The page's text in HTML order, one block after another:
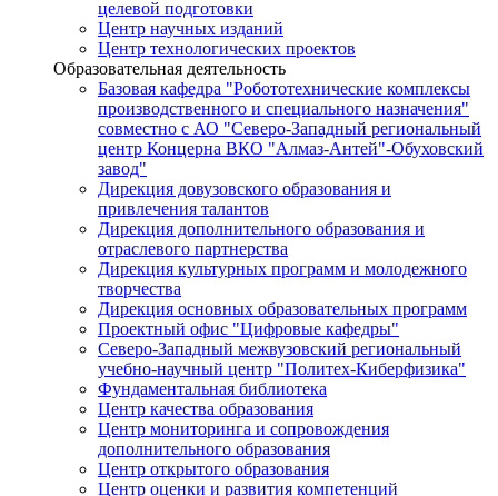
целевой подготовки
Центр научных изданий
Центр технологических проектов
Образовательная деятельность
Базовая кафедра "Робототехнические комплексы
производственного и специального назначения"
совместно с АО "Северо-Западный региональный
центр Концерна ВКО "Алмаз-Антей"-Обуховский
завод"
Дирекция довузовского образования и
привлечения талантов
Дирекция дополнительного образования и
отраслевого партнерства
Дирекция культурных программ и молодежного
творчества
Дирекция основных образовательных программ
Проектный офис "Цифровые кафедры"
Северо-Западный межвузовский региональный
учебно-научный центр "Политех-Киберфизика"
Фундаментальная библиотека
Центр качества образования
Центр мониторинга и сопровождения
дополнительного образования
Центр открытого образования
Центр оценки и развития компетенций